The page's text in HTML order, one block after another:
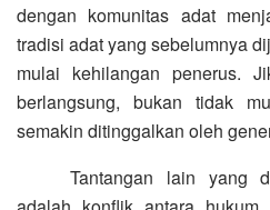
dengan komunitas adat
tradisi adat yang sebelumnya
mulai kehilangan penerus.
berlangsung, bukan tidak
semakin ditinggalkan oleh
Tantangan lain yang